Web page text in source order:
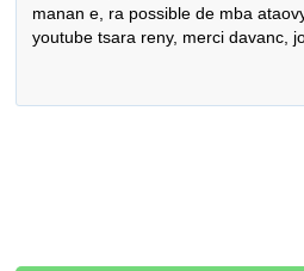
manan e, ra possible de mba
youtube tsara reny, merci davanc,